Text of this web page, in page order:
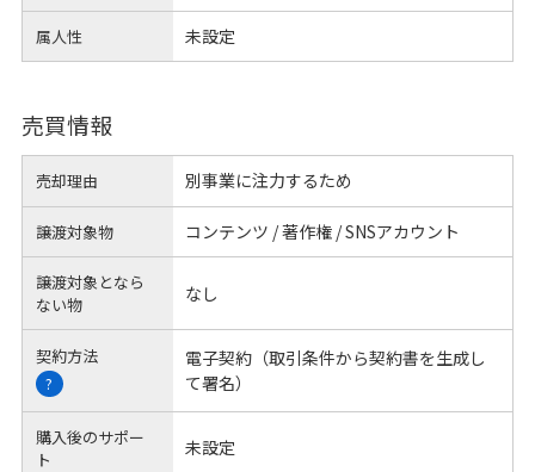
属人性 未設定
売買情報
売却理由 別事業に注力するため
譲渡対象物 コンテンツ / 著作権 / SNSアカウント
譲渡対象となら
ない物
なし
契約方法
?
電子契約（取引条件から契約書を生成し
て署名）
購入後のサポー
ト
未設定